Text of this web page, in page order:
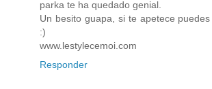
parka te ha quedado genial.
Un besito guapa, si te apetece
:)
www.lestylecemoi.com
Responder